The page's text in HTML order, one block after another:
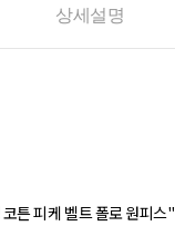
상세설명
튼 피케 벨트 폴로 원피스"